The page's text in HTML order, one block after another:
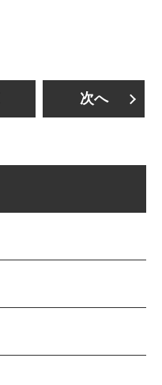
次へ